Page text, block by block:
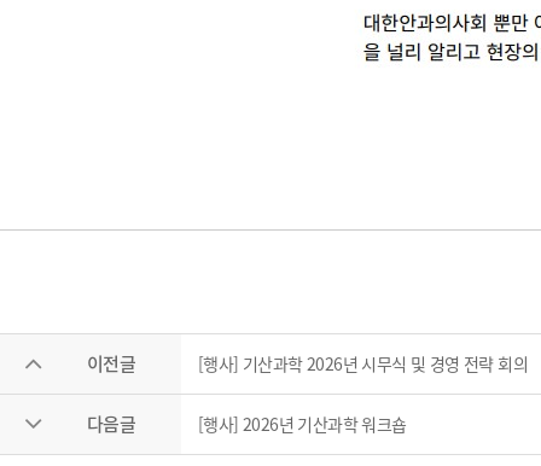
이전글 [행사] 기산과학 2026년 시무식 및 경영 전략 회의
다음글 [행사] 2026년 기산과학 워크숍